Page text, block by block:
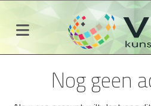
Nog geen